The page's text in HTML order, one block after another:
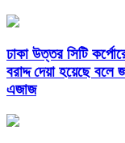
ঢাকা উত্তর সিটি
বরাদ্দ দেয়া হয়েছে
এজাজ